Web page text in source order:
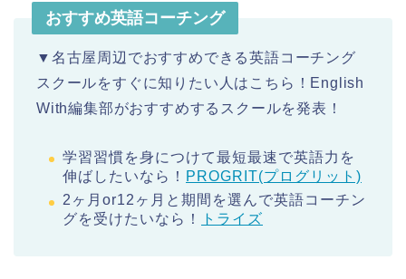
おすすめ英語コーチング
▼名古屋周辺でおすすめできる英語コーチング
スクールをすぐに知りたい人はこちら！English
With編集部がおすすめするスクールを発表！
学習習慣を身につけて最短最速で英語力を
伸ばしたいなら！ PROGRIT(プログリット)
2ヶ月or12ヶ月と期間を選んで英語コーチン
グを受けたいなら！
トライズ